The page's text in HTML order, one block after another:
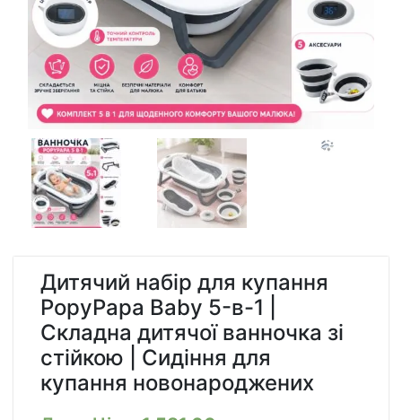
Дитячий набір для купання
PopyPapa Baby 5-в-1 |
Складна дитячої ванночка зі
стійкою | Сидіння для
купання новонароджених